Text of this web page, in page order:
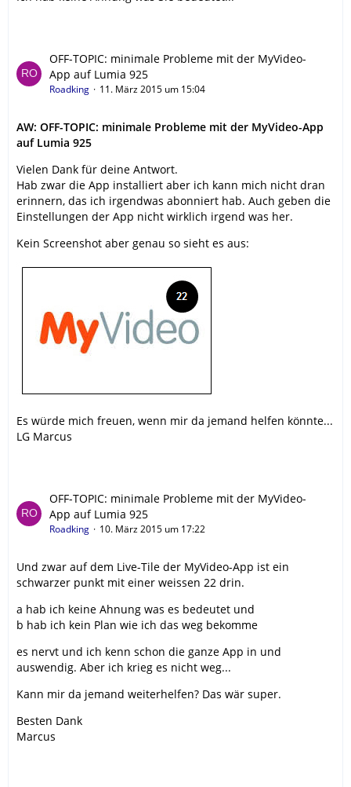
OFF-TOPIC: minimale Probleme mit der MyVideo-
App auf Lumia 925
Roadking 11. März 2015 um 15:04
AW: OFF-TOPIC: minimale Probleme mit der MyVideo-App
auf Lumia 925
Vielen Dank für deine Antwort.
Hab zwar die App installiert aber ich kann mich nicht dran
erinnern, das ich irgendwas abonniert hab. Auch geben die
Einstellungen der App nicht wirklich irgend was her.
Kein Screenshot aber genau so sieht es aus:
Es würde mich freuen, wenn mir da jemand helfen könnte...
LG Marcus
OFF-TOPIC: minimale Probleme mit der MyVideo-
App auf Lumia 925
Roadking 10. März 2015 um 17:22
Und zwar auf dem Live-Tile der MyVideo-App ist ein
schwarzer punkt mit einer weissen 22 drin.
a hab ich keine Ahnung was es bedeutet und
b hab ich kein Plan wie ich das weg bekomme
es nervt und ich kenn schon die ganze App in und
auswendig. Aber ich krieg es nicht weg...
Kann mir da jemand weiterhelfen? Das wär super.
Besten Dank
Marcus